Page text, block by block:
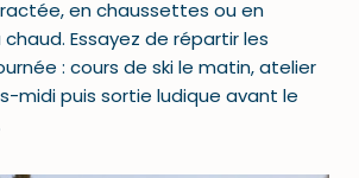
en chaussettes ou en
Essayez de répartir les
: cours de ski le matin, atelier
midi puis sortie ludique avant le